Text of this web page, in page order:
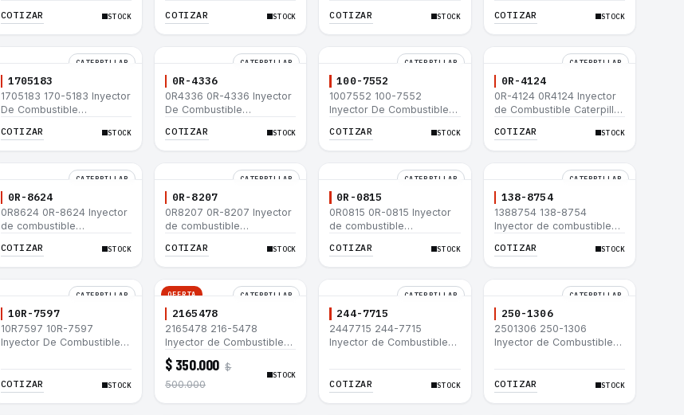
IT12B IT14F IT14B 910E
COTIZAR STOCK
320-A N 320-A 320N
COTIZAR STOCK
3114 3116
COTIZAR STOCK
3114 3116
COTIZAR STOCK
CATERPILLAR
1705183
1705183 170-5183 Inyector
De Combustible
330B 160H 12G 12H 140G
COTIZAR STOCK
CATERPILLAR
0R-4336
0R4336 0R-4336 Inyector
De Combustible
330B 160H 12G 12H 140G
COTIZAR STOCK
CATERPILLAR
100-7552
1007552 100-7552
Inyector De Combustible
330B 160H 12G 12H 140G
COTIZAR STOCK
CATERPILLAR
0R-4124
0R-4124 0R4124 Inyector
de Combustible Caterpillar
140H 12G 160H D6R D6H
COTIZAR STOCK
CATERPILLAR
0R-8624
0R8624 0R-8624 Inyector
de combustible
775D D9R D10R 657E 631E
COTIZAR STOCK
CATERPILLAR
0R-8207
0R8207 0R-8207 Inyector
de combustible
775D D9R D10R 657E 631E
COTIZAR STOCK
CATERPILLAR
0R-0815
0R0815 0R-0815 Inyector
de combustible
775D D9R D10R 657E 631E
COTIZAR STOCK
CATERPILLAR
138-8754
1388754 138-8754
Inyector de combustible
775D D9R D10R 657E 631E
COTIZAR STOCK
CATERPILLAR
10R-7597
10R7597 10R-7597
Inyector De Combustible
L
COTIZAR STOCK
OFERTA CATERPILLAR
2165478
2165478 216-5478
Inyector de Combustible
para motor Caterpillar
3044C minicargador 236B
246B Bulldozer D3G D4G
$ 350.000 $
500.000
STOCK
CATERPILLAR
244-7715
2447715 244-7715
Inyector de Combustible
COTIZAR
STOCK
CATERPILLAR
250-1306
2501306 250-1306
Inyector de Combustible
992G
COTIZAR STOCK